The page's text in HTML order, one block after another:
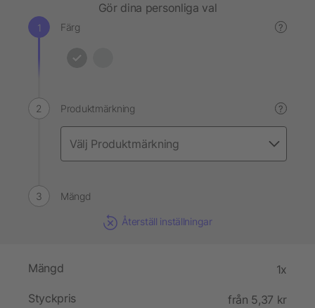
Gör dina personliga val
Färg ?
Produktmärkning ?
Mängd
Återställ inställningar
Mängd 1x
Styckpris
från 5,37 kr